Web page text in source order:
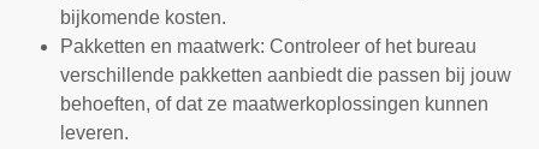
bijkomende kosten.
Pakketten en maatwerk: Controleer of het bureau
verschillende pakketten aanbiedt die passen bij jouw
behoeften, of dat ze maatwerkoplossingen kunnen
leveren.